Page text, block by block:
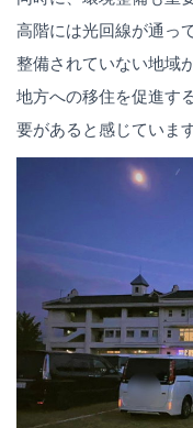
高階には光回線が通っ
整備されていない地域
地方への移住を促進す
要があると感じています